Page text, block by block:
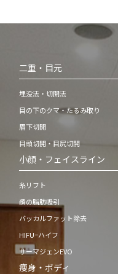
二重・目元
埋没法・切開法
目の下のクマ・たるみ取り
眉下切開
目頭切開・目尻切開
小顔・フェイスライン
糸リフト
顔の脂肪吸引
バッカルファット除去
HIFU−ハイフ
サーマジェンEVO
痩身・ボディ